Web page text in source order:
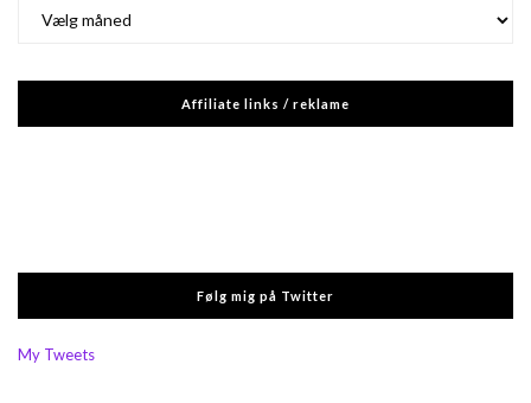
Affiliate links / reklame
Følg mig på Twitter
My Tweets